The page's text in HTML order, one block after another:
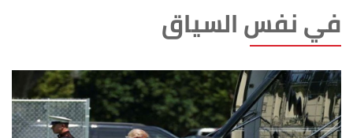
في نفس السياق